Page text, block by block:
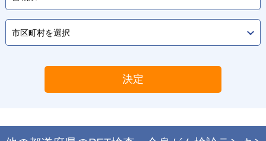
決定